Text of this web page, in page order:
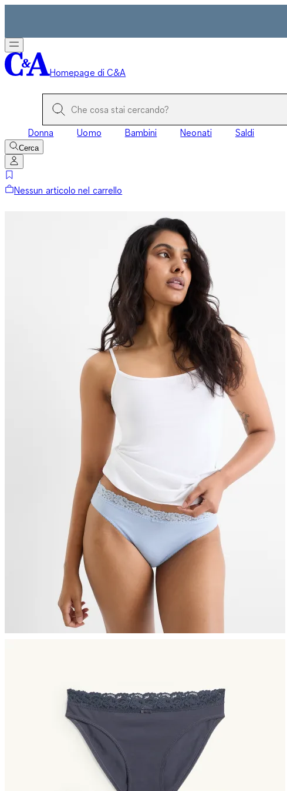
Homepage di C&A
Donna Uomo Bambini Neonati Saldi
Cerca
Nessun articolo nel carrello